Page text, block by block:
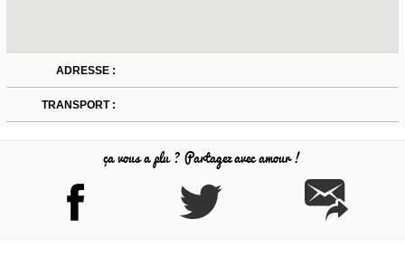
ADRESSE :
TRANSPORT :
ça vous a plu ? Partagez avec amour !